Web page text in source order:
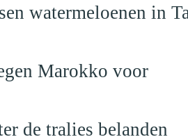
watermeloenen in
Marokko voor
de tralies belanden